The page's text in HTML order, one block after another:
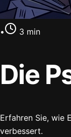
• 3 min
Die
Erfahren Sie, wie
verbessert.